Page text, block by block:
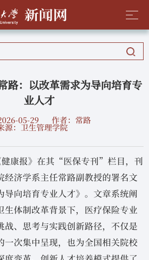
路：以改革需求为导向培育专
业人才
05-29 作者：常路
源：卫生管理学院
健康报》在其“医保专刊”栏目，刊
经济学系主任常路副教授的署名文
导向培育专业人才》。文章系统阐
生体制改革背景下，医疗保险专业
战、思考与实践创新路径，不仅是
一次集中呈现，也为全国相关院校